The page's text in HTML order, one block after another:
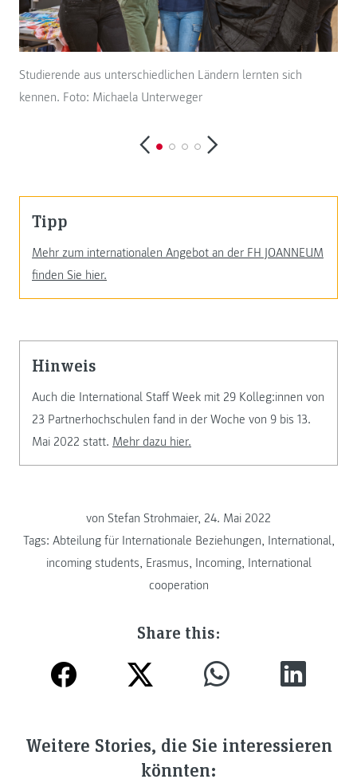
Studierende aus unterschiedlichen Ländern lernten sich
kennen. Foto: Michaela Unterweger
Tipp
Mehr zum internationalen Angebot an der FH JOANNEUM
finden Sie hier.
Hinweis
Auch die International Staff Week mit 29 Kolleg:innen von
23 Partnerhochschulen fand in der Woche von 9 bis 13.
Mai 2022 statt. Mehr dazu hier.
von Stefan Strohmaier, 24. Mai 2022
Tags: Abteilung für Internationale Beziehungen, International,
incoming students, Erasmus, Incoming, International
cooperation
Share this:
Weitere Stories, die Sie interessieren
könnten: